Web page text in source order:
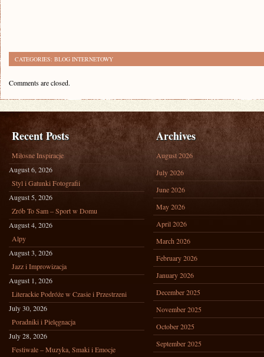
CATEGORIES: BLOG INTERNETOWY
Comments are closed.
Recent Posts
Miłosne Inspiracje
August 6, 2026
Styl i Gatunki Fotografii
August 5, 2026
Zrób To Sam – Sport w Domu
August 4, 2026
Alpy
August 3, 2026
Jazz i Improwizacja
August 1, 2026
Literackie Podróże w Czasie i Przestrzeni
July 30, 2026
Poradniki i Pielęgnacja
July 28, 2026
Festiwale – Muzyka, Smaki i Emocje
Archives
August 2026
July 2026
June 2026
May 2026
April 2026
March 2026
February 2026
January 2026
December 2025
November 2025
October 2025
September 2025